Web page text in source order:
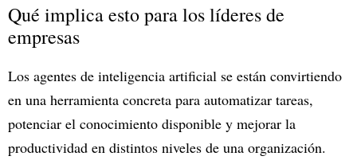
Qué implica esto para los líderes de
empresas
Los agentes de inteligencia artificial se están convirtiendo
en una herramienta concreta para automatizar tareas,
potenciar el conocimiento disponible y mejorar la
productividad en distintos niveles de una organización.